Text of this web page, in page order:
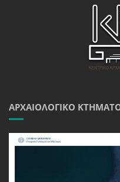
ΑΡΧΑΙΟΛΟΓΙΚΌ